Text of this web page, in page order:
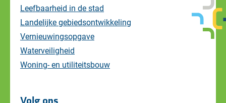
Leefbaarheid in de stad
Landelijke gebiedsontwikkeling
Vernieuwingsopgave
Waterveiligheid
Woning- en utiliteitsbouw